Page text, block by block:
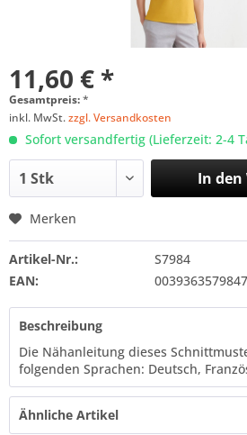
11,60 € *
Gesamtpreis:*
inkl. MwSt.zzgl. Versandkosten
Sofort versandfertig (Lieferzeit: 2-4
In den
Merken
Artikel-Nr.:
S7984
EAN:
0039363579847
Beschreibung
Die Nähanleitung dieses
folgenden Sprachen: Deutsch,
Ähnliche Artikel